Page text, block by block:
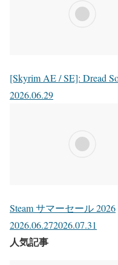
[Skyrim AE / SE]: Dread
2026.06.29
Steam サマーセール 2026
2026.06.272026.07.31
人気記事